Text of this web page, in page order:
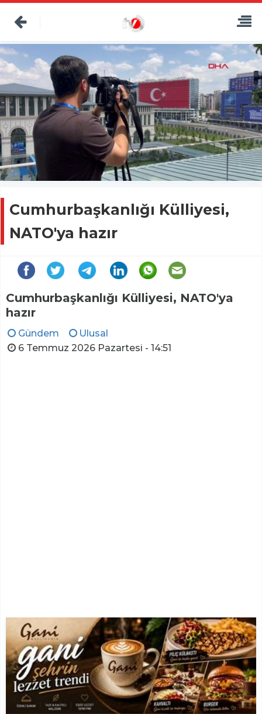
Cumhurbaşkanlığı Külliyesi,
NATO'ya hazır
Cumhurbaşkanlığı Külliyesi, NATO'ya
hazır
Gündem
Ulusal
6 Temmuz 2026 Pazartesi - 14:51